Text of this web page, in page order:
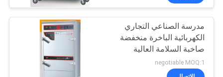
اتصل
أخبار
78
مدرسة الصناعي التجاري
الكهربائية الباخرة منخفضة
صاخبة السلامة العالية
للماء
negotiable MOQ:1